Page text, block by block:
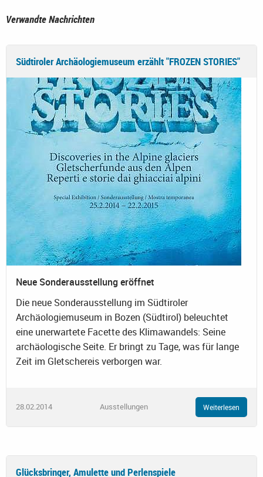
Verwandte Nachrichten
Südtiroler Archäologiemuseum erzählt "FROZEN STORIES"
Neue Sonderausstellung eröffnet
Die neue Sonderausstellung im Südtiroler
Archäologiemuseum in Bozen (Südtirol) beleuchtet
eine unerwartete Facette des Klimawandels: Seine
archäologische Seite. Er bringt zu Tage, was für lange
Zeit im Gletschereis verborgen war.
28.02.2014 Ausstellungen Weiterlesen
Glücksbringer, Amulette und Perlenspiele